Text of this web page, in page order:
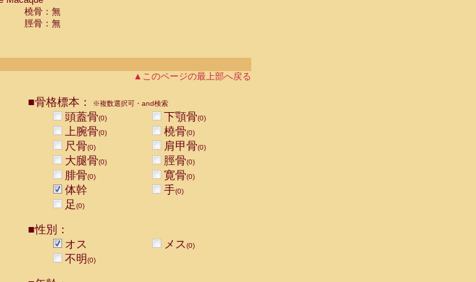
橈骨：無
脛骨：無
▲このページの最上部へ戻る
■骨格標本： ※複数選択可・and検索
頭蓋骨(0) 下顎骨(0)
上腕骨(0) 橈骨(0)
尺骨(0) 肩甲骨(0)
大腿骨(0) 脛骨(0)
腓骨(0) 寛骨(0)
体幹 手(0)
足(0)
■性別：
オス
メス(0)
不明(0)